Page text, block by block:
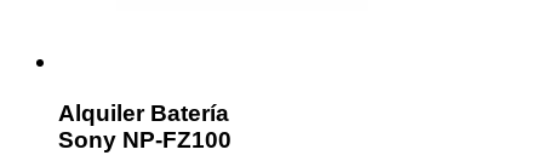
Alquiler Batería
Sony NP-FZ100